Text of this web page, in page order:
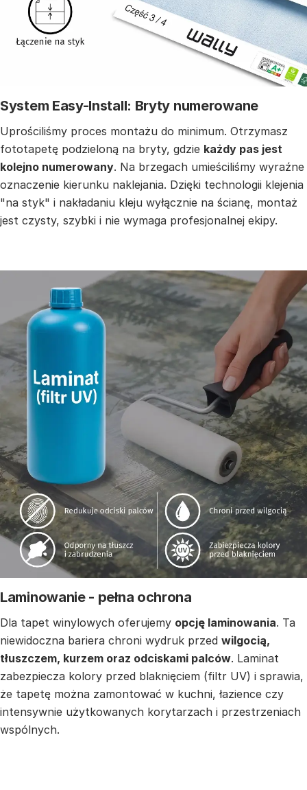
System Easy-Install: Bryty numerowane
Uprościliśmy proces montażu do minimum. Otrzymasz
fototapetę podzieloną na bryty, gdzie każdy pas jest
kolejno numerowany. Na brzegach umieściliśmy wyraźne
oznaczenie kierunku naklejania. Dzięki technologii klejenia
"na styk" i nakładaniu kleju wyłącznie na ścianę, montaż
jest czysty, szybki i nie wymaga profesjonalnej ekipy.
Laminowanie - pełna ochrona
Dla tapet winylowych oferujemy opcję laminowania. Ta
niewidoczna bariera chroni wydruk przed wilgocią,
tłuszczem, kurzem oraz odciskami palców. Laminat
zabezpiecza kolory przed blaknięciem (filtr UV) i sprawia,
że tapetę można zamontować w kuchni, łazience czy
intensywnie użytkowanych korytarzach i przestrzeniach
wspólnych.